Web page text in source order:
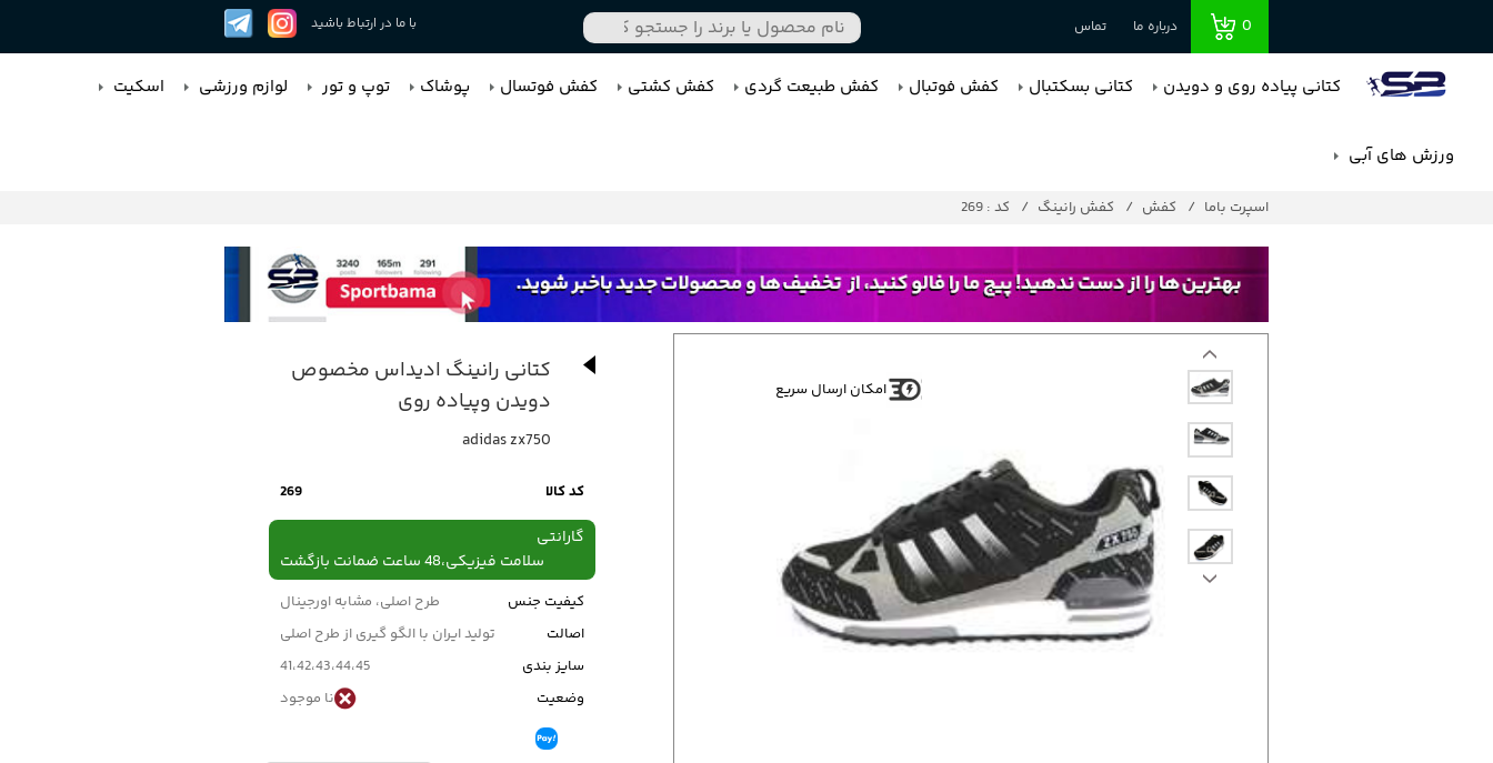
0 درباره ما تماس با ما در ارتباط باشید
کتانی پیاده روی و دویدن کتانی بسکتبال کفش فوتبال کفش طبیعت گردی کفش کشتی کفش فوتسال پوشاک توپ و تور لوازم ورزشی اسکیت
ورزش های آبی
اسپرت باما کفش کفش رانینگ کد : 269
امکان ارسال سریع
کتانی رانینگ ادیداس مخصوص
دویدن وپیاده روی
adidas zx750
کد کالا 269
گارانتی
سلامت فیزیکی،48 ساعت ضمانت بازگشت
کیفیت جنس
طرح اصلی، مشابه اورجینال
اصالت
تولید ایران با الگو گیری از طرح اصلی
سایز بندی
41،42،43،44،45
وضعیت
نا موجود